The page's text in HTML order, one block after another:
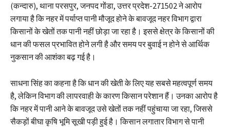
(कन्दारु), थाना परसपुर, जनपद गोंडा, उत्तर प्रदेश-271502 ने आरोप
लगाया है कि नहर में पर्याप्त पानी मौजूद होने के बावजूद नहर विभाग द्वारा
किसानों के खेतों तक पानी नहीं छोड़ा जा रहा है। इससे क्षेत्र के किसानों की
धान की फसल प्रभावित होने लगी है और समय पर बुवाई न होने से आर्थिक
नुकसान की आशंका बढ़ गई है।
साधना सिंह का कहना है कि धान की खेती के लिए यह सबसे महत्वपूर्ण समय
है, लेकिन विभाग की लापरवाही के कारण किसान परेशान हैं। उनका आरोप है
कि नहर में पानी आने के बावजूद उसे खेतों तक नहीं पहुंचाया जा रहा, जिससे
सैकड़ों बीघा कृषि भूमि सूखी पड़ी हुई है। किसान लगातार विभाग से पानी